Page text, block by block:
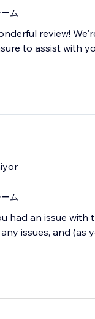
ム
review!
to assist with
ム
had an issue
issues, and (as